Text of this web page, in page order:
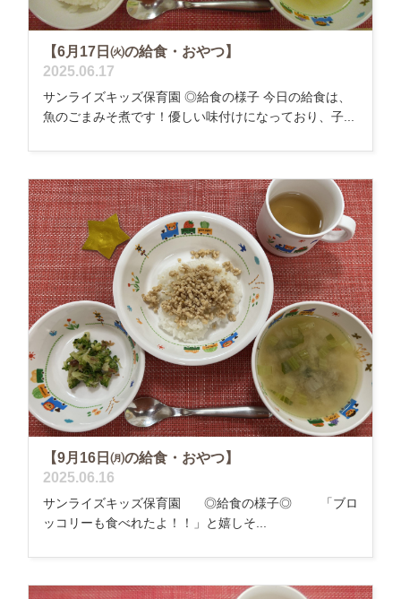
【6月17日㈫の給食・おやつ】
2025.06.17
サンライズキッズ保育園 ◎給食の様子 今日の給食は、
魚のごまみそ煮です！優しい味付けになっており、子...
【9月16日㈪の給食・おやつ】
2025.06.16
サンライズキッズ保育園 ◎給食の様子◎ 「ブロ
ッコリーも食べれたよ！！」と嬉しそ...